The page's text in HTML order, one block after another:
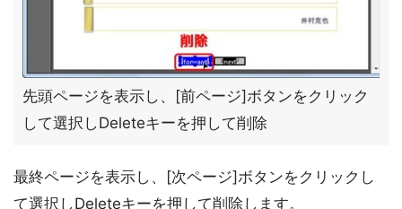
先頭ページを表示し、[前ページ]ボタンをクリック
して選択しDeleteキーを押して削除
最終ページを表示し、[次ページ]ボタンをクリックし
て選択しDeleteキーを押して削除します。